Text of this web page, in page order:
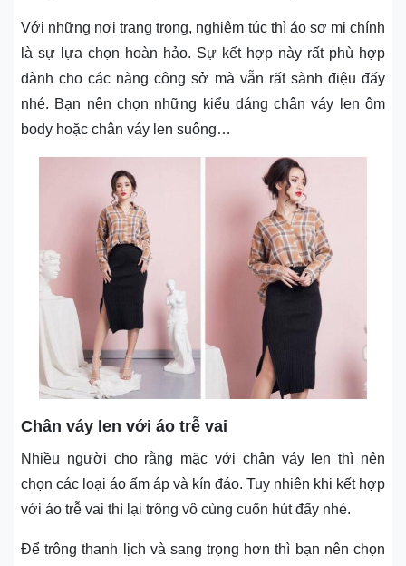
Với những nơi trang trọng, nghiêm túc thì áo sơ mi chính
là sự lựa chọn hoàn hảo. Sự kết hợp này rất phù hợp
dành cho các nàng công sở mà vẫn rất sành điệu đấy
nhé. Bạn nên chọn những kiểu dáng chân váy len ôm
body hoặc chân váy len suông…
Chân váy len với áo trễ vai
Nhiều người cho rằng mặc với chân váy len thì nên
chọn các loại áo ấm áp và kín đáo. Tuy nhiên khi kết hợp
với áo trễ vai thì lại trông vô cùng cuốn hút đấy nhé.
Để trông thanh lịch và sang trọng hơn thì bạn nên chọn